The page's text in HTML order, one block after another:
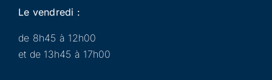
Le vendredi :
de 8h45 à 12h00
et de 13h45 à 17h00